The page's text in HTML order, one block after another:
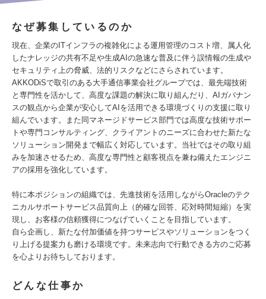
なぜ募集しているのか
現在、企業のITインフラの複雑化による運用管理のコスト増、属人化
したナレッジの共有不足や生成AIの急速な普及に伴う誤情報の生成や
セキュリティ上の脅威、法的リスクなどにさらされています。
AKKODiSで取引のある大手通信事業会社グループでは、最先端技術
と専門性を活かして、高度な課題の解決に取り組んだり、AIガバナン
スの観点から企業が安心してAIを活用できる環境づくりの支援に取り
組んでいます。また同マネージドサービス部門では高度な技術サポー
トや専門コンサルティング、クライアントのニーズに合わせた新たな
ソリューション開発まで幅広く対応しています。当社ではその取り組
みを加速させるため、高度な専門性と顧客視点を兼ね備えたエンジニ
アの採用を強化しています。
特に本ポジションの組織では、先進技術を活用しながらOracleのテク
ニカルサポートサービス品質向上（的確な回答、応対時間短縮）を実
現し、お客様の信頼獲得につなげていくことを目指しています。
自ら企画し、新たな付加価値を持つサービスやソリューションをつく
り上げる提案力も磨ける環境です。未来志向で行動できる方のご応募
を心よりお待ちしております。
どんな仕事か